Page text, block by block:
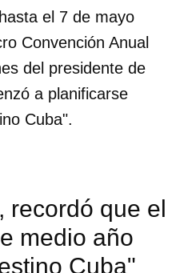
el 7 de mayo
Convención Anual
del presidente de
a planificarse
Cuba".
recordó que el
medio año
Cuba"